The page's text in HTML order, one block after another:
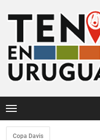
Copa Davis